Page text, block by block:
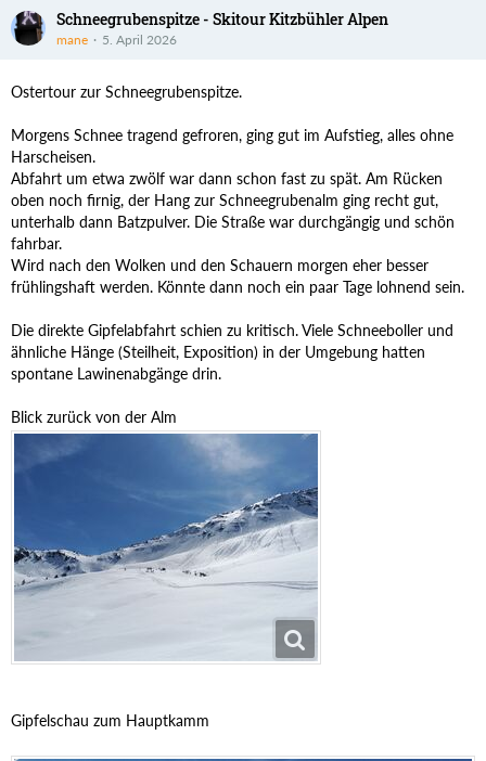
Schneegrubenspitze - Skitour Kitzbühler Alpen
mane 5. April 2026
Ostertour zur Schneegrubenspitze.
Morgens Schnee tragend gefroren, ging gut im Aufstieg, alles ohne
Harscheisen.
Abfahrt um etwa zwölf war dann schon fast zu spät. Am Rücken
oben noch firnig, der Hang zur Schneegrubenalm ging recht gut,
unterhalb dann Batzpulver. Die Straße war durchgängig und schön
fahrbar.
Wird nach den Wolken und den Schauern morgen eher besser
frühlingshaft werden. Könnte dann noch ein paar Tage lohnend sein.
Die direkte Gipfelabfahrt schien zu kritisch. Viele Schneeboller und
ähnliche Hänge (Steilheit, Exposition) in der Umgebung hatten
spontane Lawinenabgänge drin.
Blick zurück von der Alm
Gipfelschau zum Hauptkamm